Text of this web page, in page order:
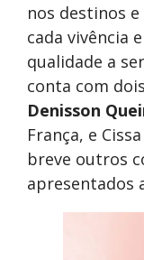
nos destinos
cada vivência
qualidade a
conta com
Denisson
França, e
breve outros
apresentados